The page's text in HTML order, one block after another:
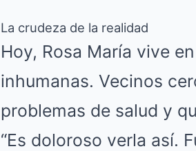
La crudeza de la realidad
Hoy, Rosa María vive
inhumanas. Vecinos
problemas de salud y
“Es doloroso verla así.